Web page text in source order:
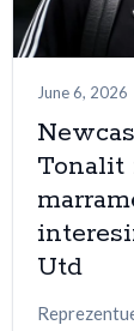
June 6, 2026
Tonalit
Utd